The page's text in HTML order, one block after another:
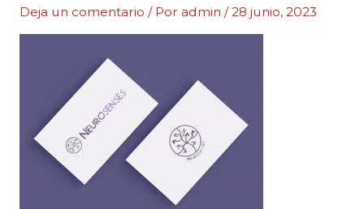
Deja un comentario / Por admin /28 junio, 2023